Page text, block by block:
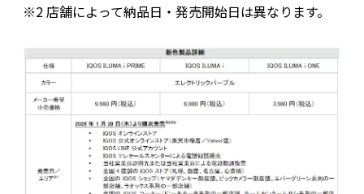
※2 店舗によって納品日・発売開始日は異なります。